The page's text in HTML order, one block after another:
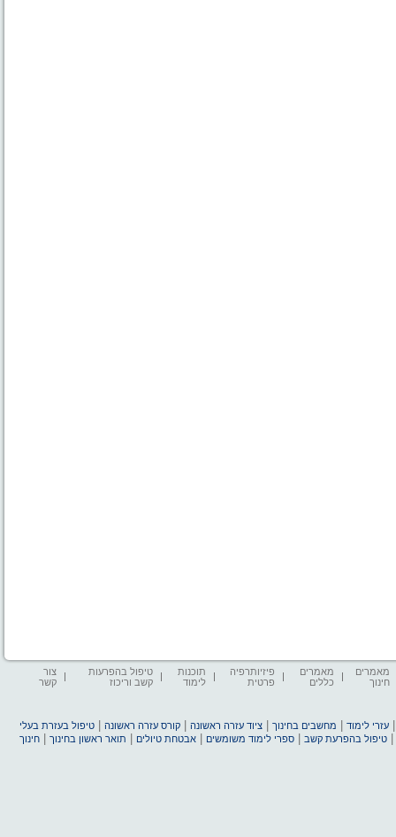
מאמרים
חינוך
מאמרים
כללים
פיזיותרפיה
פרטית
תוכנות
לימוד
טיפול בהפרעות
קשב וריכוז
צור
קשר
עזרי לימוד מחשבים בחינוך |ציוד עזרה ראשונה |קורס עזרה ראשונה |טיפול בעזרת בעלי
|טיפול בהפרעת קשב |ספרי לימוד משומשים |אבטחת טיולים תואר ראשון בחינוך |חינוך